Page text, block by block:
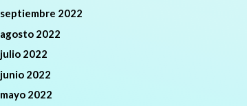
septiembre 2022
agosto 2022
julio 2022
junio 2022
mayo 2022